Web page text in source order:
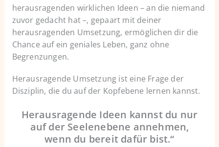
herausragenden wirklichen Ideen – an die niemand
zuvor gedacht hat –, gepaart mit deiner
herausragenden Umsetzung, ermöglichen dir die
Chance auf ein geniales Leben, ganz ohne
Begrenzungen.
Herausragende Umsetzung ist eine Frage der
Disziplin, die du auf der Kopfebene lernen kannst.
Herausragende Ideen kannst du nur
auf der Seelenebene annehmen,
wenn du bereit dafür bist.“